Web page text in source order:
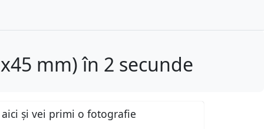
mm) în 2 secunde
și vei primi o fotografie